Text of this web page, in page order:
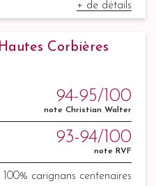
+ de détails
Corbières
94-95/100
note Christian Walter
93-94/100
note RVF
100% carignans centenaires